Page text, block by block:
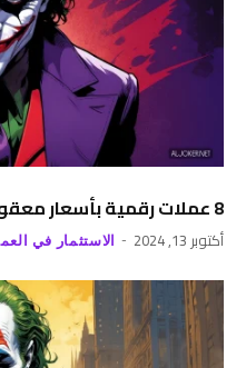
8 عملات رقمية بأسعار معقولة يمكن شراؤها اليوم
أكتوبر 13, 2024 الاستثمار في